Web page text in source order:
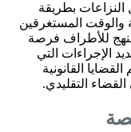
النزاعات بطريقة
والوقت المستغرقين
للأطراف فرصة
الإجراءات التي
القانونية
التقليدي.